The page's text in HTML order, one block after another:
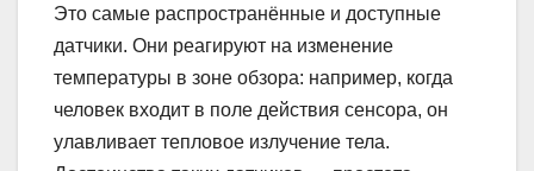
Это самые распространённые и доступные
датчики. Они реагируют на изменение
температуры в зоне обзора: например, когда
человек входит в поле действия сенсора, он
улавливает тепловое излучение тела.